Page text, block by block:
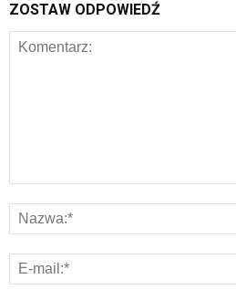
ZOSTAW ODPOWIEDŹ